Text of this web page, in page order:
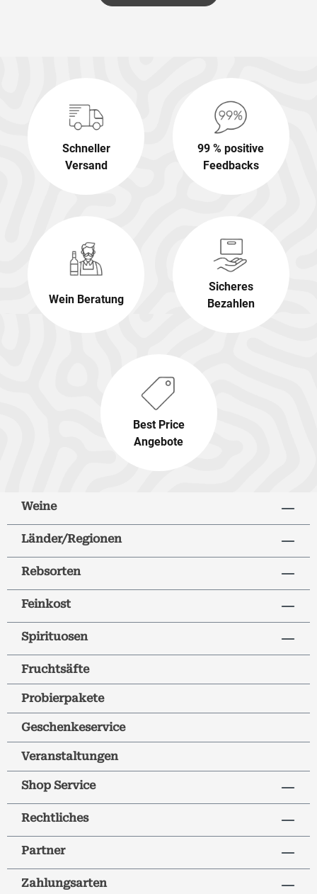
Schneller
Versand
99 % positive
Feedbacks
Wein Beratung
Sicheres
Bezahlen
Best Price
Angebote
Weine
Länder/Regionen
Rebsorten
Feinkost
Spirituosen
Fruchtsäfte
Probierpakete
Geschenkeservice
Veranstaltungen
Shop Service
Rechtliches
Partner
Zahlungsarten